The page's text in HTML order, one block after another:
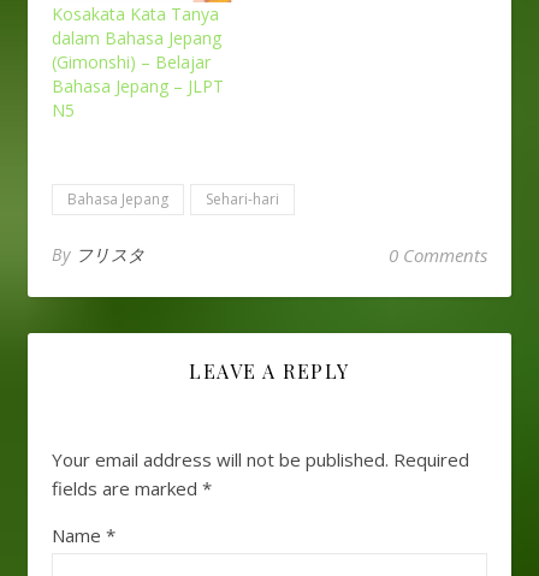
Kosakata Kata Tanya
dalam Bahasa Jepang
(Gimonshi) – Belajar
Bahasa Jepang – JLPT
N5
Bahasa Jepang Sehari-hari
By フリスタ 0 Comments
LEAVE A REPLY
Your email address will not be published. Required
fields are marked *
Name *